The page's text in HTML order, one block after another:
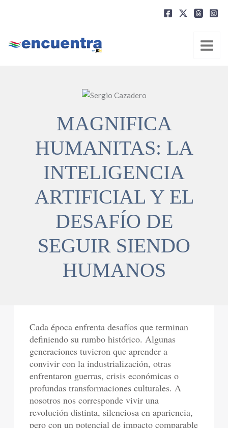
MAGNIFICA
HUMANITAS: LA
INTELIGENCIA
ARTIFICIAL Y EL
DESAFÍO DE
SEGUIR SIENDO
HUMANOS
Cada época enfrenta desafíos que terminan
definiendo su rumbo histórico. Algunas
generaciones tuvieron que aprender a
convivir con la industrialización, otras
enfrentaron guerras, crisis económicas o
profundas transformaciones culturales. A
nosotros nos corresponde vivir una
revolución distinta, silenciosa en apariencia,
pero con un potencial de impacto comparable